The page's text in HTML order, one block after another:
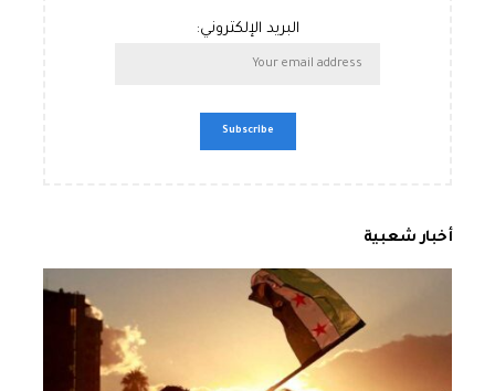
البريد الإلكتروني:
أخبار شعبية